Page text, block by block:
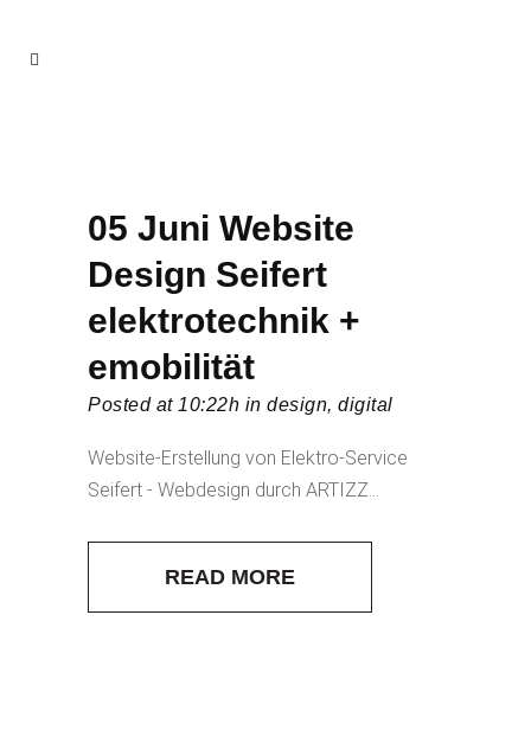
05 Juni Website
Design Seifert
elektrotechnik +
emobilität
Posted at 10:22h in design, digital
Website-Erstellung von Elektro-Service
Seifert - Webdesign durch ARTIZZ...
READ MORE